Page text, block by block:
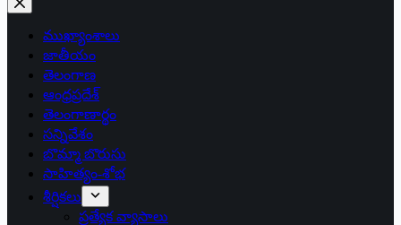
ముఖ్యాంశాలు
జాతీయం
తెలంగాణ
ఆంధ్రప్రదేశ్
తెలంగాణార్థం
సన్నివేశం
బొమ్మా బొరుసు
సాహిత్యం-శోభ
శీర్షికలు
ప్రత్యేక వ్యాసాలు